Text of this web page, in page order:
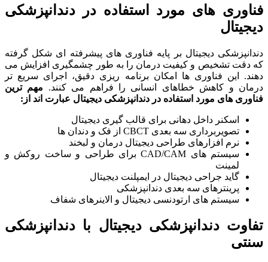
فناوری های مورد استفاده در دندانپزشکی
دیجیتال
دندانپزشکی دیجیتال بر پایه فناوری های پیشرفته ای شکل گرفته
که دقت تشخیص و کیفیت درمان را به طور چشمگیری افزایش می
دهند. این فناوری ها امکان برنامه ریزی دقیق، اجرای سریع تر
درمان و کاهش خطاهای انسانی را فراهم می کنند. مهم ترین
فناوری های مورد استفاده در دندانپزشکی دیجیتال عبارت اند از :
اسکنر داخل دهانی برای قالب گیری دیجیتال
تصویربرداری سه بعدی CBCT از فک و دندان ها
نرم افزارهای طراحی دیجیتال درمان و لبخند
سیستم های CAD/CAM برای طراحی و ساخت روکش و
لمینت
گاید جراحی دیجیتال در ایمپلنت دیجیتال
پرینترهای سه بعدی دندانپزشکی
سیستم های ارتودنسی دیجیتال و الاینرهای شفاف
تفاوت دندانپزشکی دیجیتال با دندانپزشکی
سنتی